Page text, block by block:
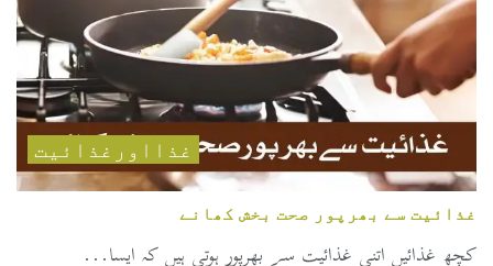
غذااورغذائیت
غذائیت سے بھرپور صحت بخش کھانے
کچھ غذائیں اتنی غذائیت سے بھرپور ہوتی ہیں کہ ایسا...